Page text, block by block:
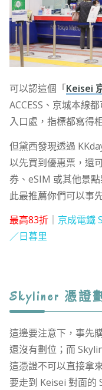
可以認這個「Keisei
ACCESS、京城本線
入口處，指標都寫得
但黛西發現透過
以先買到優惠票，還
券、eSIM 或其他景
此最推薦你們可以事
最高83折｜ 京成電鐵
／日暮里
Skyliner 憑證
這邊要注意下，事先
還沒有劃位；而
這憑證不可以直接拿
要走到 Keisei 對面